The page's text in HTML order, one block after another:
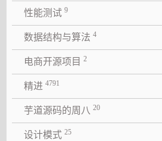
性能测试 9
数据结构与算法 4
电商开源项目 2
精进 4791
芋道源码的周八 20
设计模式 25